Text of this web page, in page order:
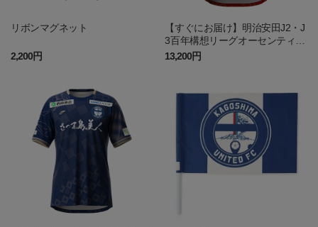
リボンマグネット
2,200円
【すぐにお届け】明治安田J2・J
3百年構想リーグオーセンティッ
クユニフォーム（GK1st）
13,200円